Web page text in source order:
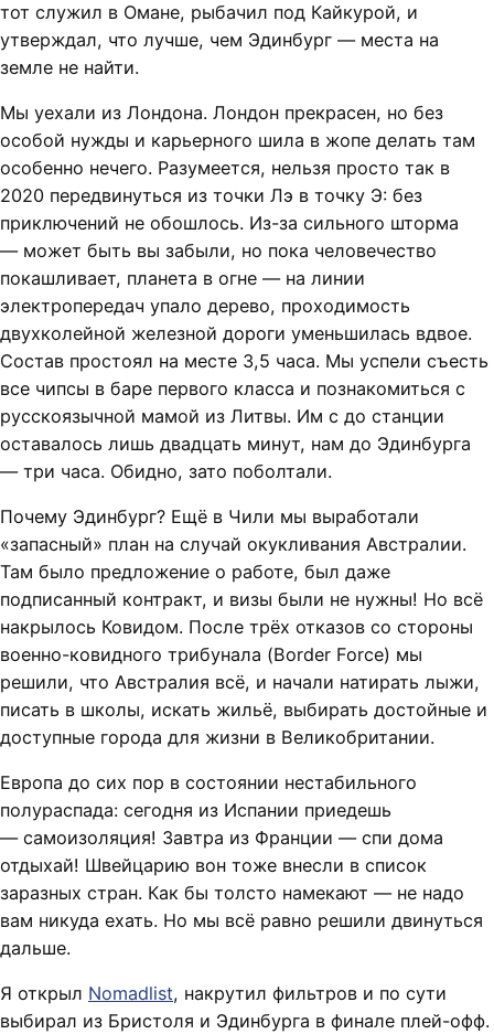
тот служил в Омане, рыбачил под Кайкурой, и
утверждал, что лучше, чем Эдинбург — места на
земле не найти.
Мы уехали из Лондона. Лондон прекрасен, но без
особой нужды и карьерного шила в жопе делать там
особенно нечего. Разумеется, нельзя просто так в
2020 передвинуться из точки Лэ в точку Э: без
приключений не обошлось. Из-за сильного шторма
— может быть вы забыли, но пока человечество
покашливает, планета в огне — на линии
электропередач упало дерево, проходимость
двухколейной железной дороги уменьшилась вдвое.
Состав простоял на месте 3,5 часа. Мы успели съесть
все чипсы в баре первого класса и познакомиться с
русскоязычной мамой из Литвы. Им с до станции
оставалось лишь двадцать минут, нам до Эдинбурга
— три часа. Обидно, зато поболтали.
Почему Эдинбург? Ещё в Чили мы выработали
«запасный» план на случай окукливания Австралии.
Там было предложение о работе, был даже
подписанный контракт, и визы были не нужны! Но всё
накрылось Ковидом. После трёх отказов со стороны
военно-ковидного трибунала (Border Force) мы
решили, что Австралия всё, и начали натирать лыжи,
писать в школы, искать жильё, выбирать достойные и
доступные города для жизни в Великобритании.
Европа до сих пор в состоянии нестабильного
полураспада: сегодня из Испании приедешь
— самоизоляция! Завтра из Франции — спи дома
отдыхай! Швейцарию вон тоже внесли в список
заразных стран. Как бы толсто намекают — не надо
вам никуда ехать. Но мы всё равно решили двинуться
дальше.
Я открыл Nomadlist, накрутил фильтров и по сути
выбирал из Бристоля и Эдинбурга в финале плей-офф.